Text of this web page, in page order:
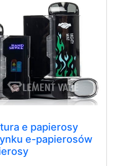
e papierosy
e-papierosów